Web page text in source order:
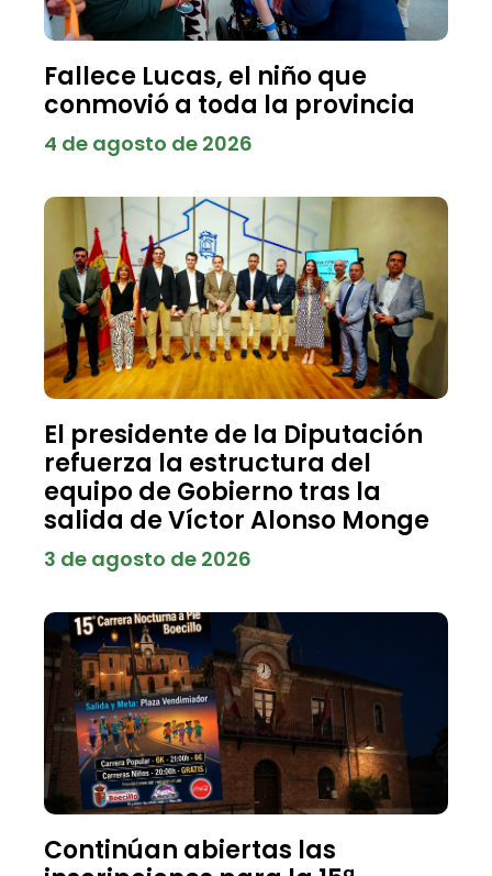
Fallece Lucas, el niño que
conmovió a toda la provincia
4 de agosto de 2026
El presidente de la Diputación
refuerza la estructura del
equipo de Gobierno tras la
salida de Víctor Alonso Monge
3 de agosto de 2026
Continúan abiertas las